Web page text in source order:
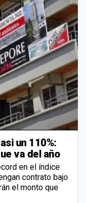
un 110%:
va del año
en el índice
contrato bajo
el monto que